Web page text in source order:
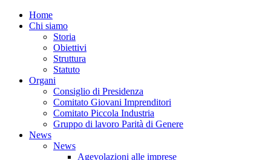
Home
Chi siamo
Storia
Obiettivi
Struttura
Statuto
Organi
Consiglio di Presidenza
Comitato Giovani Imprenditori
Comitato Piccola Industria
Gruppo di lavoro Parità di Genere
News
News
Agevolazioni alle imprese